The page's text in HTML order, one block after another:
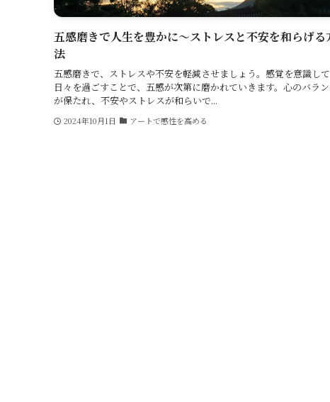
五感磨きで人生を豊かに～ストレスと不安を和らげる
法
五感磨きで、ストレスや不安を軽減させましょう。感覚を意識して
日々を過ごすことで、五感が次第に磨かれていきます。心のバラ
が保たれ、不安やストレスが和らいで...
2024年10月1日 アートで感性を高める